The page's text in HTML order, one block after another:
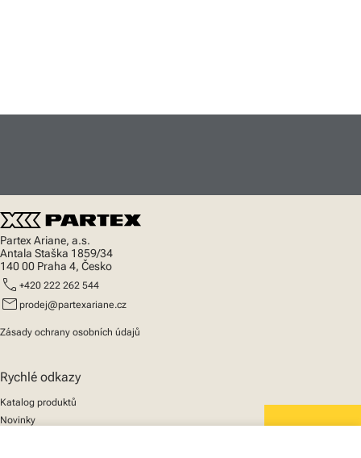
Partex Ariane, a.s.
Antala Staška 1859/34
140 00 Praha 4, Česko
call +420 222 262 544
mail prodej@partexariane.cz
Zásady ochrany osobních údajů
Rychlé odkazy
Katalog produktů
Novinky